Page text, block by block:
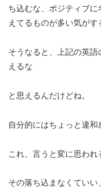
ち込むな、ポジティブ
えてるものが多い気がす
そうなると、上記の英
えるな
と思えるんだけどね。
自分的にはちょっと違和
これ、言うと変に思わ
その落ち込まなくてい